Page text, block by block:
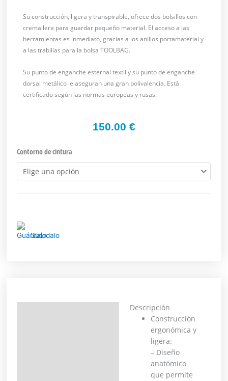
Su construcción, ligera y transpirable, ofrece dos bolsillos con
cremallera para guardar pequeño material. El acceso a las
herramientas es inmediato, gracias a los anillos portamaterial y
a las trabillas para la bolsa TOOLBAG.
Su punto de enganche esternal textil y su punto de enganche
dorsal metálico le aseguran una gran polivalencia. Está
certificado según las normas europeas y rusas.
150.00 €
Contorno de cintura
Guárdalo
Descripción
Construcción
ergonómica y
ligera:
– Diseño
anatómico
que permite